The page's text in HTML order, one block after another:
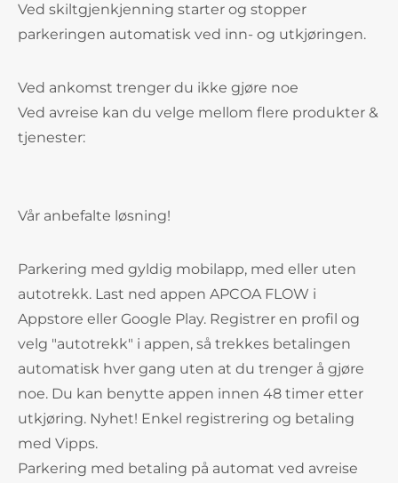
Ved skiltgjenkjenning starter og stopper
parkeringen automatisk ved inn- og utkjøringen.
Ved ankomst trenger du ikke gjøre noe
Ved avreise kan du velge mellom flere produkter &
tjenester:
Vår anbefalte løsning!
Parkering med gyldig mobilapp, med eller uten
autotrekk. Last ned appen APCOA FLOW i
Appstore eller Google Play. Registrer en profil og
velg "autotrekk" i appen, så trekkes betalingen
automatisk hver gang uten at du trenger å gjøre
noe. Du kan benytte appen innen 48 timer etter
utkjøring. Nyhet! Enkel registrering og betaling
med Vipps.
Parkering med betaling på automat ved avreise